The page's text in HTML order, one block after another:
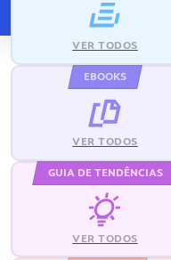
VER TODOS
EBOOKS
VER TODOS
GUIA DE TENDÊNCIAS
VER TODOS